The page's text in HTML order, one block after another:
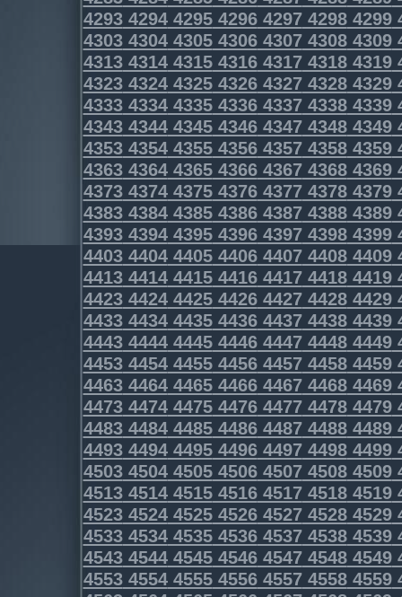
4293429442954296429742984299
4303430443054306430743084309
4313431443154316431743184319
4323432443254326432743284329
4333433443354336433743384339
4343434443454346434743484349
4353435443554356435743584359
4363436443654366436743684369
4373437443754376437743784379
4383438443854386438743884389
4393439443954396439743984399
4403440444054406440744084409
4413441444154416441744184419
4423442444254426442744284429
4433443444354436443744384439
4443444444454446444744484449
4453445444554456445744584459
4463446444654466446744684469
4473447444754476447744784479
4483448444854486448744884489
4493449444954496449744984499
4503450445054506450745084509
4513451445154516451745184519
4523452445254526452745284529
4533453445354536453745384539
4543454445454546454745484549
4553455445554556455745584559